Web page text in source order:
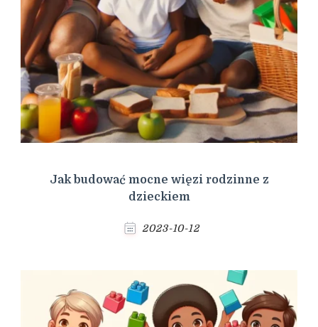
Jak budować mocne więzi rodzinne z
dzieckiem
2023-10-12